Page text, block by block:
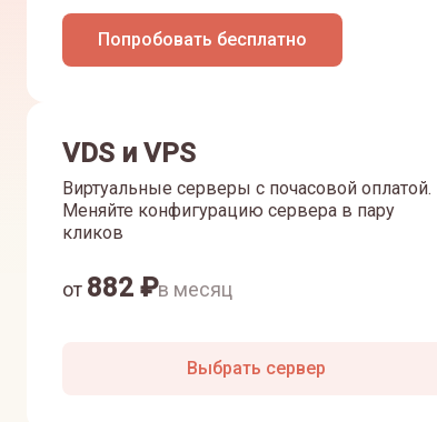
Попробовать бесплатно
VDS и VPS
Виртуальные серверы с почасовой оплатой.
Меняйте конфигурацию сервера в пару
кликов
от 882 ₽в месяц
Выбрать сервер